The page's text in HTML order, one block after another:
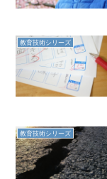
教育技術シリーズ
教育技術シリーズ